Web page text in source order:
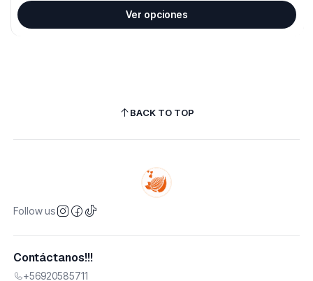
Ver opciones
BACK TO TOP
Follow us
Contáctanos!!!
+56920585711